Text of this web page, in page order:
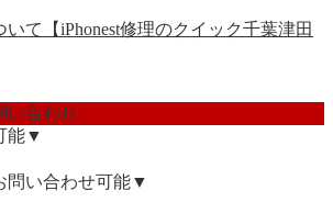
て【iPhonest修理のクイック千葉津田
い合わせ
能▼
問い合わせ可能▼